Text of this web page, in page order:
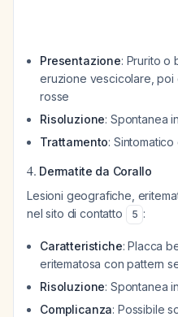
Presentazione: Prurito o
eruzione vescicolare, poi
rosse
Risoluzione: Spontanea
Trattamento:
4. Dermatite da Corallo
Lesioni geografiche,
nel sito di contatto
5 :
Caratteristiche: Placca
eritematosa con pattern
Risoluzione: Spontanea
Complicanza: Possibile